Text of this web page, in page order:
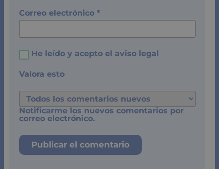
Correo electrónico *
He leído y acepto el aviso legal
Valora esto
Notificarme los nuevos comentarios por
correo electrónico.